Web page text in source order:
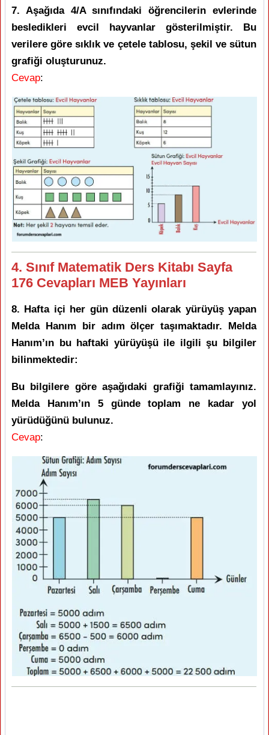
7. Aşağıda 4/A sınıfındaki öğrencilerin evlerinde
besledikleri evcil hayvanlar gösterilmiştir. Bu
verilere göre sıklık ve çetele tablosu, şekil ve sütun
grafiği oluşturunuz.
Cevap:
4. Sınıf Matematik Ders Kitabı Sayfa
176 Cevapları MEB Yayınları
8. Hafta içi her gün düzenli olarak yürüyüş yapan
Melda Hanım bir adım ölçer taşımaktadır. Melda
Hanım’ın bu haftaki yürüyüşü ile ilgili şu bilgiler
bilinmektedir:
Bu bilgilere göre aşağıdaki grafiği tamamlayınız.
Melda Hanım’ın 5 günde toplam ne kadar yol
yürüdüğünü bulunuz.
Cevap: